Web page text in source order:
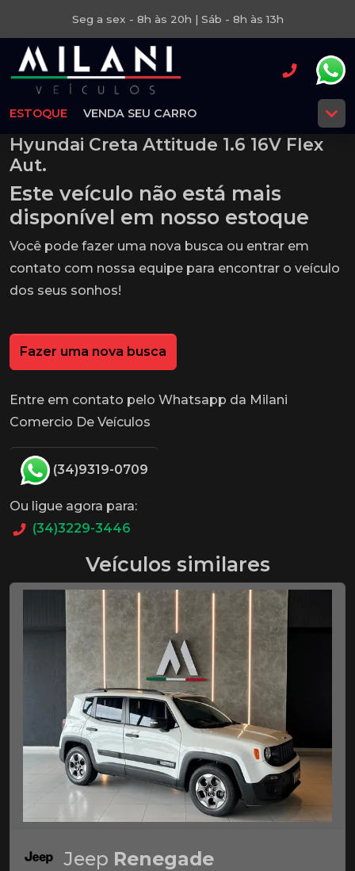
Seg a sex - 8h às 20h | Sáb - 8h às 13h
ESTOQUE VENDA SEU CARRO
Hyundai Creta Attitude 1.6 16V Flex
Aut.
Este veículo não está mais
disponível em nosso estoque
Você pode fazer uma nova busca ou entrar em
contato com nossa equipe para encontrar o veículo
dos seus sonhos!
Fazer uma nova busca
Entre em contato pelo Whatsapp da Milani
Comercio De Veículos
(34)9319-0709
Ou ligue agora para:
(34)3229-3446
Veículos similares
Jeep Renegade